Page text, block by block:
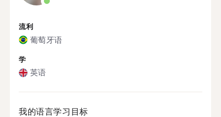
流利
葡萄牙语
学
英语
我的语言学习目标